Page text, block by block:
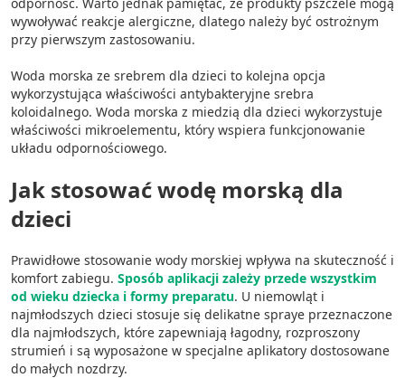
wywoływać reakcje alergiczne, dlatego należy być ostrożnym
przy pierwszym zastosowaniu.
Woda morska ze srebrem dla dzieci to kolejna opcja
wykorzystująca właściwości antybakteryjne srebra
koloidalnego. Woda morska z miedzią dla dzieci wykorzystuje
właściwości mikroelementu, który wspiera funkcjonowanie
układu odpornościowego.
Jak stosować wodę morską dla
dzieci
Prawidłowe stosowanie wody morskiej wpływa na skuteczność i
komfort zabiegu. Sposób aplikacji zależy przede wszystkim
od wieku dziecka i formy preparatu. U niemowląt i
najmłodszych dzieci stosuje się delikatne spraye przeznaczone
dla najmłodszych, które zapewniają łagodny, rozproszony
strumień i są wyposażone w specjalne aplikatory dostosowane
do małych nozdrzy.
Cele przetwarzania inne niż IAB:
Niezbędne
Wydajność (Performance)
Reklama / śledzenie